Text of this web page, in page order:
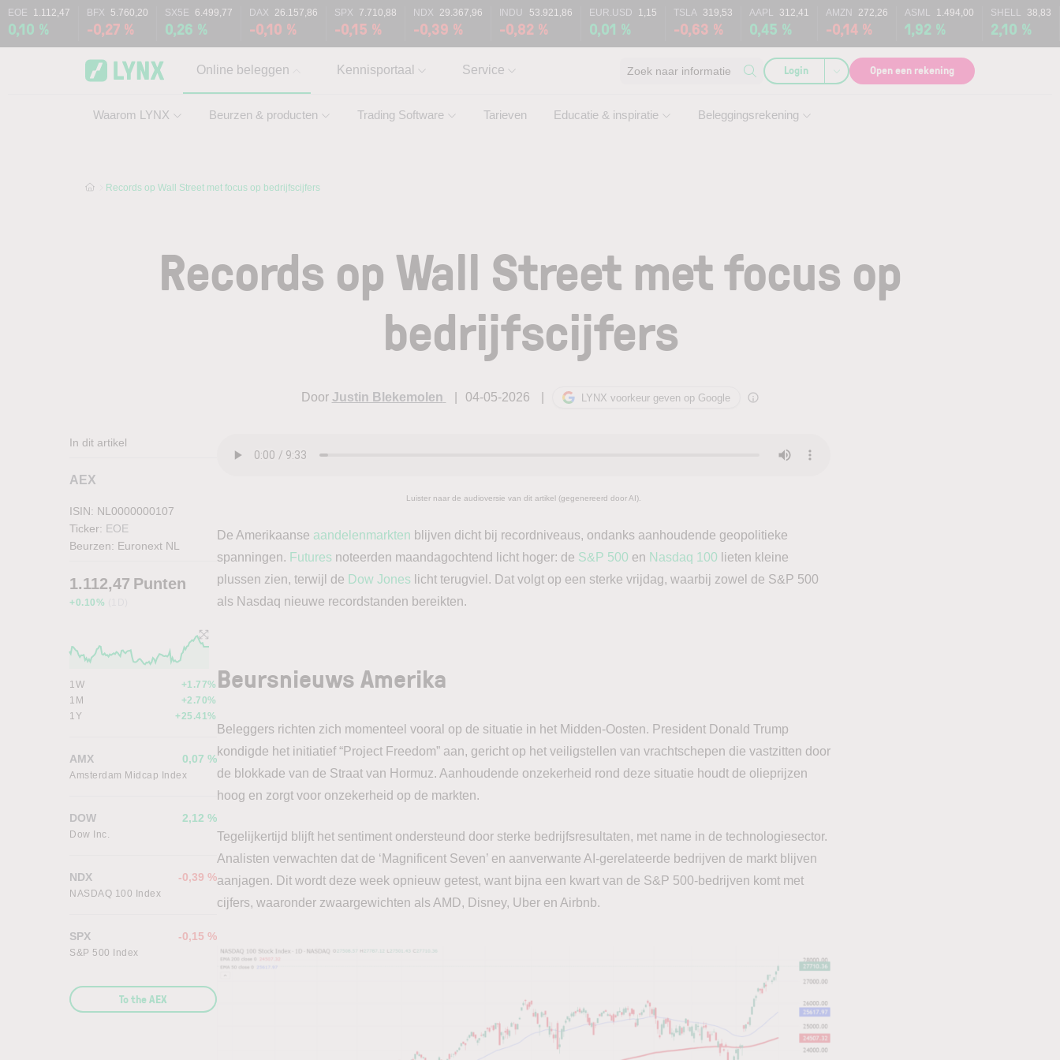
Skip to main content
Skip to search
EOE 1.112,47
0,10 %
BFX 5.760,20
-0,27 %
SX5E 6.499,77
0,26 %
DAX 26.157,86
-0,10 %
SPX 7.710,88
-0,15 %
NDX 29.367,96
-0,39 %
INDU 53.921,86
-0,82 %
EUR.USD 1,15
0,01 %
TSLA 319,53
-0,63 %
AAPL 312,41
0,45 %
AMZN 272,26
-0,14 %
ASML 1.494,00
1,92 %
SHELL 38,83
2,10 %
Online beleggen
Waarom LYNX Beurzen & producten Trading Software Tarieven Educatie & inspiratie Beleggingsrekening
Kennisportaal Service Zoek naar informatie Login Open een rekening
Records op Wall Street met focus op bedrijfscijfers
Records op Wall Street met focus op
bedrijfscijfers
Door Justin Blekemolen 04-05-2026 LYNX voorkeur geven op Google
In dit artikel
AEX
ISIN: NL0000000107
Ticker: EOE
Beurzen: Euronext NL
1.112,47 Punten
+0.10%
1W
+1.77%
1M
+2.70%
1Y
+25.41%
AMX 0,07 %
Amsterdam Midcap Index
DOW 2,12 %
Dow Inc.
NDX -0,39 %
NASDAQ 100 Index
SPX -0,15 %
S&P 500 Index
To the AEX
Luister naar de audioversie van dit artikel (gegenereerd door AI).
De Amerikaanse aandelenmarkten blijven dicht bij recordniveaus, ondanks aanhoudende geopolitieke
spanningen. Futuresnoteerden maandagochtend licht hoger: de S&P 500 en Nasdaq 100 lieten kleine
plussen zien, terwijl de Dow Joneslicht terugviel. Dat volgt op een sterke vrijdag, waarbij zowel de S&P 500
als Nasdaq nieuwe recordstanden bereikten.
Beursnieuws Amerika
Beleggers richten zich momenteel vooral op de situatie in het Midden-Oosten. President Donald Trump
kondigde het initiatief “Project Freedom” aan, gericht op het veiligstellen van vrachtschepen die vastzitten door
de blokkade van de Straat van Hormuz. Aanhoudende onzekerheid rond deze situatie houdt de olieprijzen
hoog en zorgt voor onzekerheid op de markten.
Tegelijkertijd blijft het sentiment ondersteund door sterke bedrijfsresultaten, met name in de technologiesector.
Analisten verwachten dat de ‘Magnificent Seven’ en aanverwante AI-gerelateerde bedrijven de markt blijven
aanjagen. Dit wordt deze week opnieuw getest, want bijna een kwart van de S&P 500-bedrijven komt met
cijfers, waaronder zwaargewichten als AMD, Disney, Uber en Airbnb.